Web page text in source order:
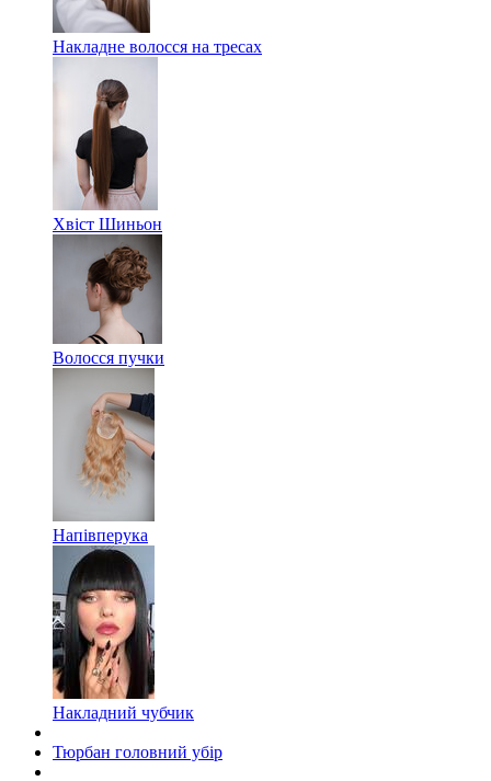
Накладне волосся на тресах
Хвіст Шиньон
Волосся пучки
Напівперука
Накладний чубчик
Тюрбан головний убір